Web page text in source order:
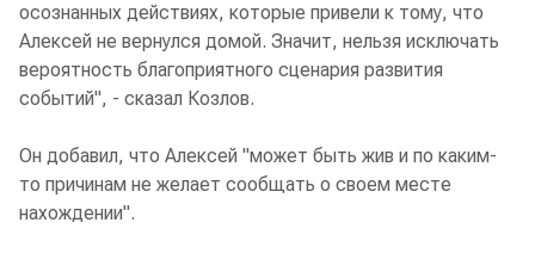
осознанных действиях, которые привели к тому, что
Алексей не вернулся домой. Значит, нельзя исключать
вероятность благоприятного сценария развития
событий", - сказал Козлов.
Он добавил, что Алексей "может быть жив и по каким-
то причинам не желает сообщать о своем месте
нахождении".